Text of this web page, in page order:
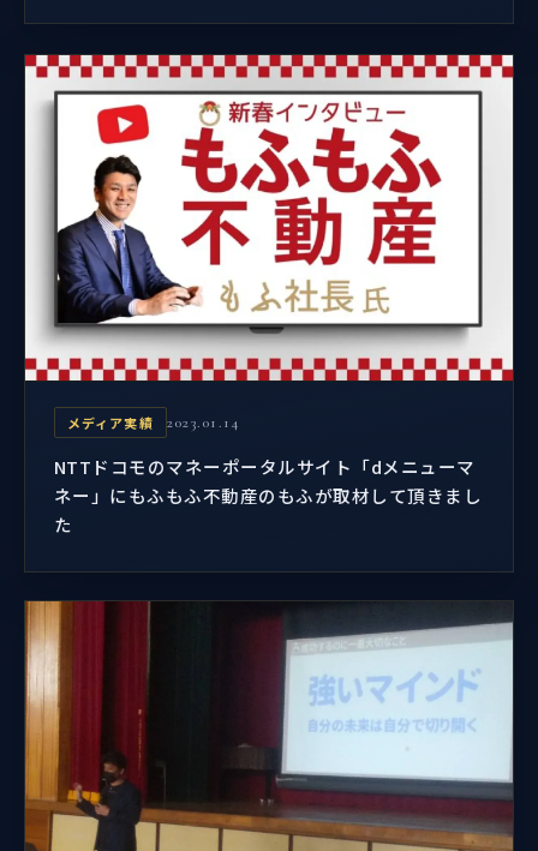
メディア実績 2023.01.14
NTTドコモのマネーポータルサイト「dメニューマ
ネー」にもふもふ不動産のもふが取材して頂きまし
た